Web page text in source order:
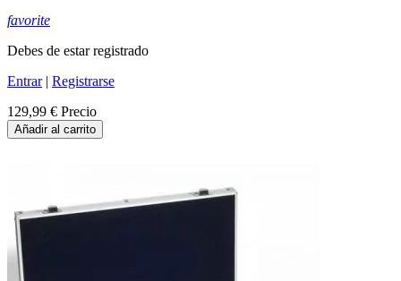
favorite
Debes de estar registrado
Entrar| Registrarse
129,99 € Precio
Añadir al carrito